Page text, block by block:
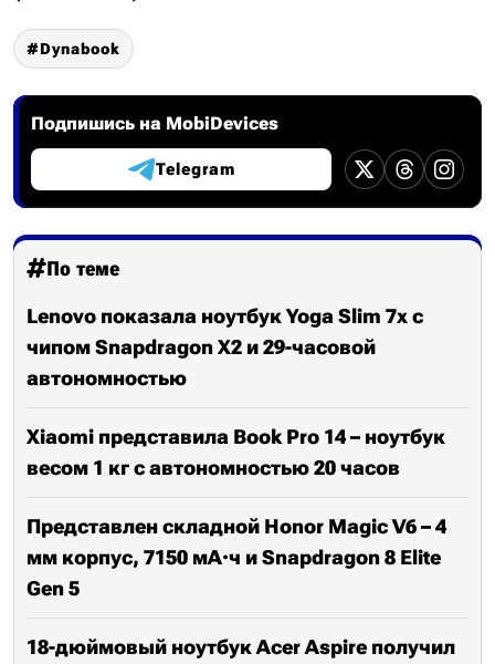
Dynabook
Подпишись на MobiDevices
Telegram
По теме
Lenovo показала ноутбук Yoga Slim 7x с
чипом Snapdragon X2 и 29-часовой
автономностью
Xiaomi представила Book Pro 14 – ноутбук
весом 1 кг с автономностью 20 часов
Представлен складной Honor Magic V6 – 4
мм корпус, 7150 мА·ч и Snapdragon 8 Elite
Gen 5
18-дюймовый ноутбук Acer Aspire получил